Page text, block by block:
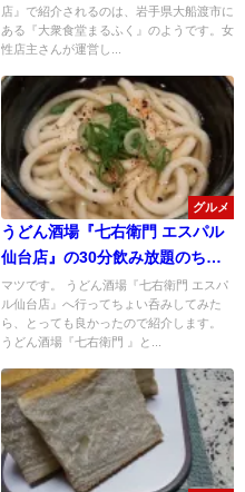
華そばが名物！
店』で紹介されるのは、岩手県大船渡市に
ある『大衆食堂まるふく』のようです。女
性店主さんが運営し...
グルメ
うどん酒場『七右衛門 エスパル
仙台店』の30分飲み放題のちょ
い飲みが最高に良かった！
マツです。 うどん酒場『七右衛門 エスパ
ル仙台店』へ行ってちょい呑みしてみた
ら、とっても良かったので紹介します。
うどん酒場『七右衛門 』と...